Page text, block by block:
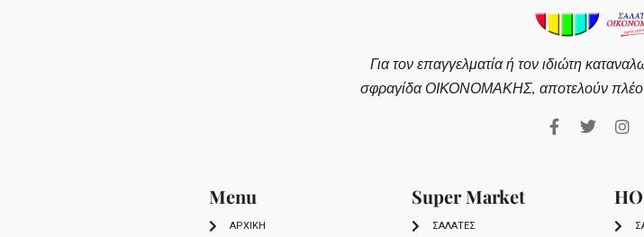
Για τον επαγγελματία ή τον ιδιώτη
σφραγίδα ΟΙΚΟΝΟΜΑΚΗΣ, αποτελούν πλέον
Menu
ΑΡΧΙΚΗ
Super Market
ΣΑΛΑΤΕΣ